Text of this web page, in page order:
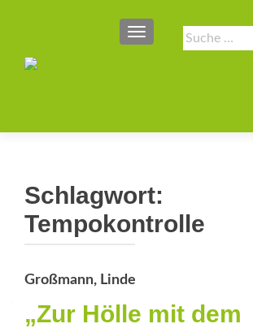
Suche
nach:
SCHALTE NAVIGATION
Schlagwort:
Tempokontrolle
Großmann, Linde
„Zur Hölle mit dem